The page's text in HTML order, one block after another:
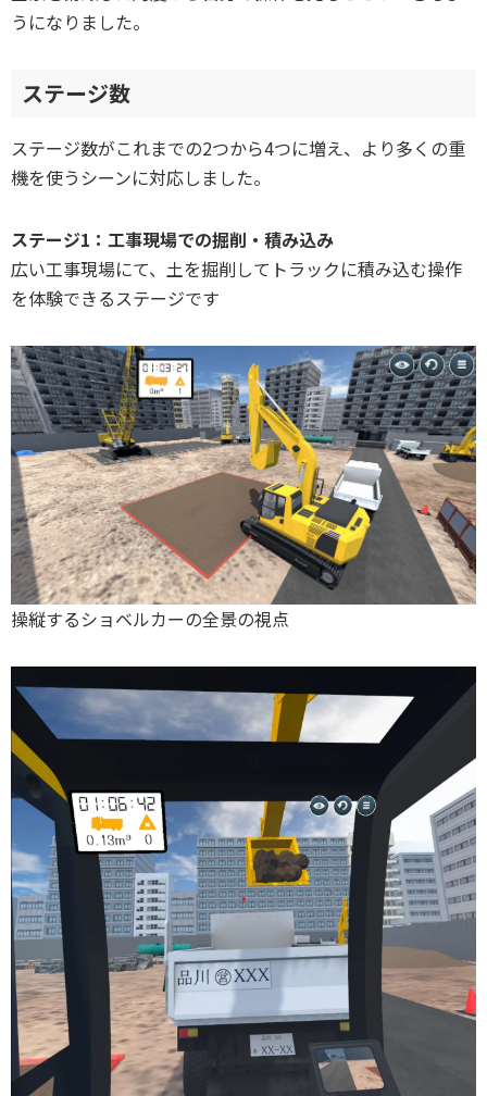
うになりました。
ステージ数
ステージ数がこれまでの2つから4つに増え、より多くの重
機を使うシーンに対応しました。
ステージ1：工事現場での掘削・積み込み
広い工事現場にて、土を掘削してトラックに積み込む操作
を体験できるステージです
操縦するショベルカーの全景の視点